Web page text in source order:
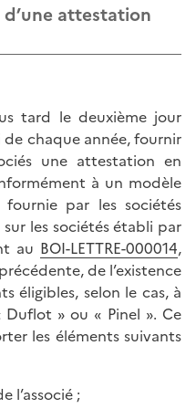
attestation
tard le deuxième jour
chaque année, fournir
une attestation en
à un modèle
par les sociétés
les sociétés établi par
au BOI-LETTRE-000014,
de l’existence
éligibles, selon le cas, à
» ou « Pinel ». Ce
les éléments suivants
l’associé ;